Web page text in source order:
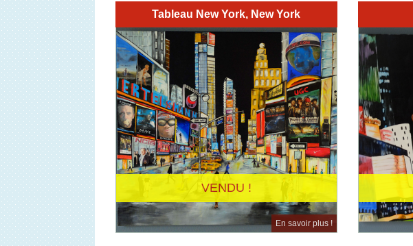
Tableau New York, New York
VENDU !
En savoir plus !